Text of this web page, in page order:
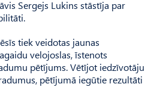
Sergejs Lukins stāstīja par
tiek veidotas jaunas
velojoslas, īstenots
pētījums. Vētījot iedzīvotāju
pētījumā iegūtie rezultāti